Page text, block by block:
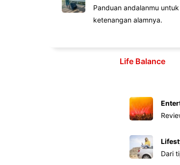
Panduan andalanmu
ketenangan alamnya.
Life Balance
Dari